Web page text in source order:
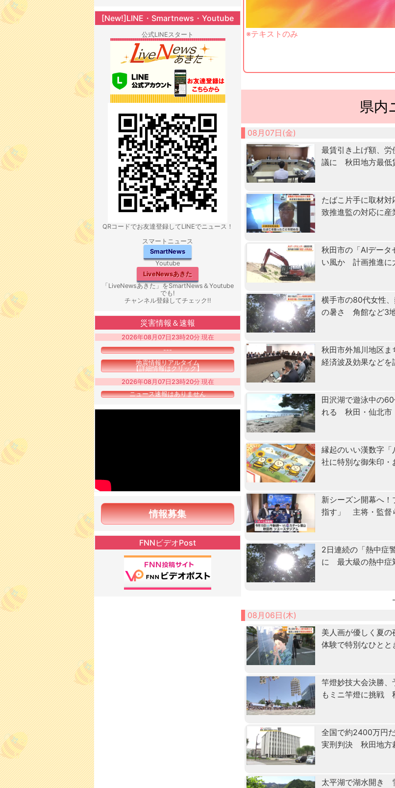
※テキストのみ
県内
08月07日(金)
最賃引き上げ額、
議に 秋田地方最低
たばこ片手に取材
致推進監の対応に
秋田市の「AIデー
い風か 計画推進に
横手市の80代女性
の暑さ 角館など3
秋田市外旭川地区
経済波及効果などを
田沢湖で遊泳中の
れる 秋田・仙北市
縁起のいい漢数字
社に特別な御朱印
新シーズン開幕へ
指す」 主将・監督
2日連続の「熱中症
に 最大級の熱中
08月06日(木)
美人画が優しく夏
体験で特別なひと
竿燈妙技大会決勝
もミニ竿燈に挑戦
全国で約2400万円
実刑判決 秋田地方
太平湖で湖水開き
[New!]LINE・Smartnews・Youtube
公式LINEスタート
QRコードでお友達登録してLINEでニュース！
スマートニュース
SmartNews
Youtube
LiveNewsあきた
「LiveNewsあきた」をSmartNews＆Youtube
でも!
チャンネル登録してチェック!!
災害情報＆速報
2026年08月07日23時20分 現在
---
地震情報リアルタイム
【詳細情報はクリック】
2026年08月07日23時20分 現在
ニュース速報はありません
情報募集
FNNビデオPost